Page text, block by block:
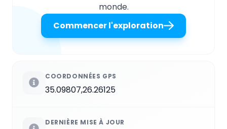
monde.
Commencer l'exploration
COORDONNÉES GPS
35.09807,26.26125
DERNIÈRE MISE À JOUR